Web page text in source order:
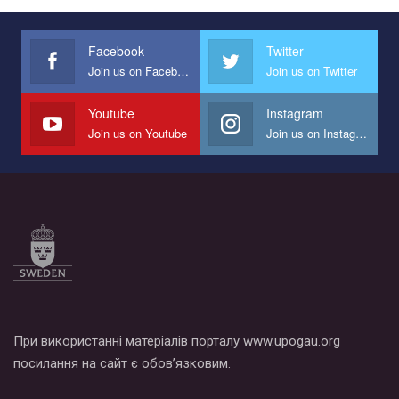
представляющий программу развития организации.
Мы просим вас поддержать нас и помочь нам реализовать
наш план по борьбе с насилием и дискриминацией на почве
СОГИ в Украине.
Все, что вам нужно сделать - это зайти на наш канал YouTube
Facebook
Join us on Facebook
Twitter
Join us on Twitter
Youtube
Join us on Youtube
Instagram
Join us on Instagram
При використанні матеріалів порталу www.upogau.org
посилання на сайт є обов’язковим.